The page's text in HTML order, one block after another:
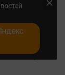
только
и